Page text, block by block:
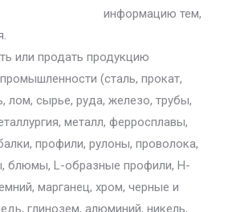
информацию тем,
или продать продукцию
(сталь, прокат,
лом, сырье, руда, железо, трубы,
металл, ферросплавы,
профили, рулоны, проволока,
блюмы, L-образные профили, H-
марганец, хром, черные и
глинозем, алюминий, никель,